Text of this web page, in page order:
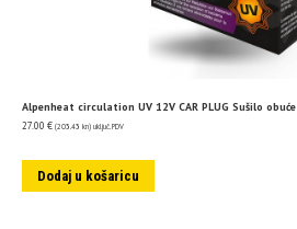
Alpenheat circulation UV 12V CAR PLUG Sušilo obuće
27.00 € (203.43 kn) uključ. PDV
Dodaj u košaricu